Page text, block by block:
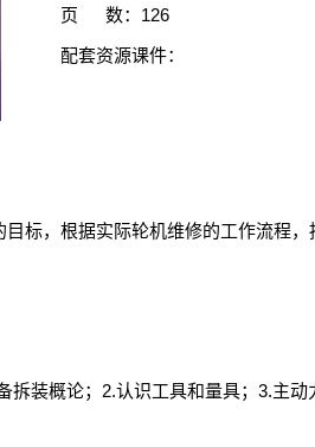
页 数：126
配套资源课件：
标，根据实际轮机维修的工作流程
装概论；2.认识工具和量具；3.主动